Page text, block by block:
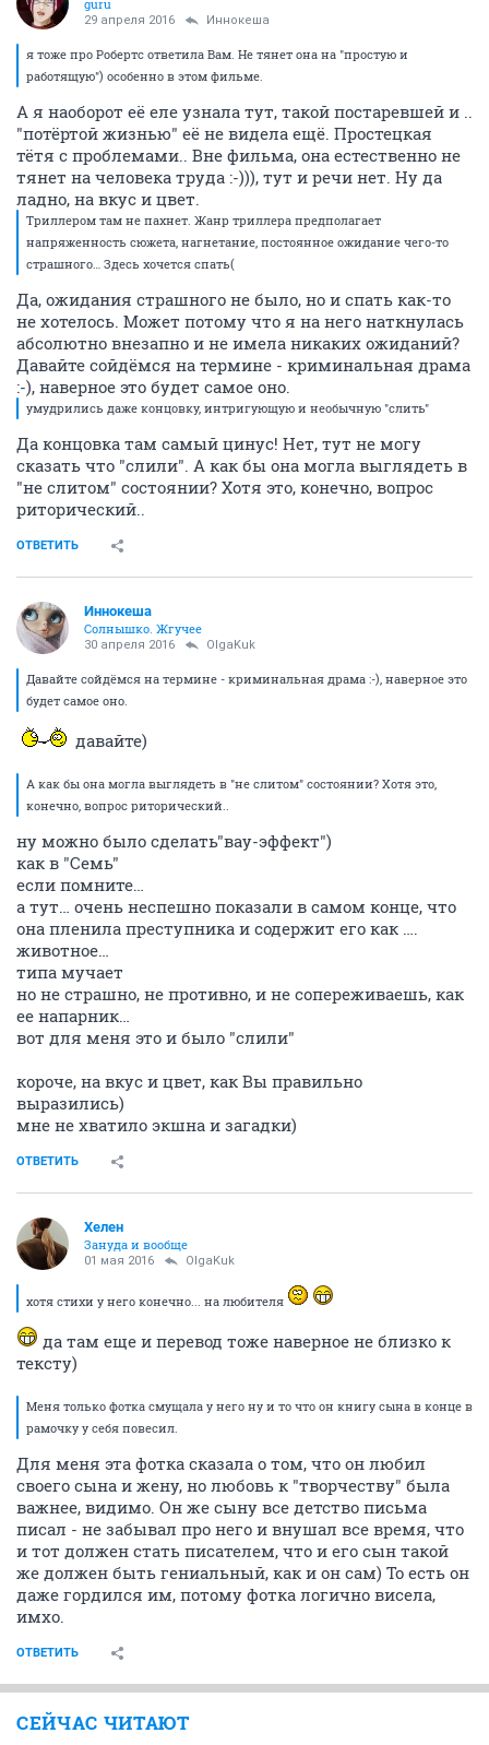
guru
29 апреля 2016 Иннокеша
я тоже про Робертс ответила Вам. Не тянет она на "простую и
работящую") особенно в этом фильме.
А я наоборот её еле узнала тут, такой постаревшей и ..
"потёртой жизнью" её не видела ещё. Простецкая
тётя с проблемами.. Вне фильма, она естественно не
тянет на человека труда :-))), тут и речи нет. Ну да
ладно, на вкус и цвет.
Триллером там не пахнет. Жанр триллера предполагает
напряженность сюжета, нагнетание, постоянное ожидание чего-то
страшного… Здесь хочется спать(
Да, ожидания страшного не было, но и спать как-то
не хотелось. Может потому что я на него наткнулась
абсолютно внезапно и не имела никаких ожиданий?
Давайте сойдёмся на термине - криминальная драма
:-), наверное это будет самое оно.
умудрились даже концовку, интригующую и необычную "слить"
Да концовка там самый цинус! Нет, тут не могу
сказать что "слили". А как бы она могла выглядеть в
"не слитом" состоянии? Хотя это, конечно, вопрос
риторический..
ОТВЕТИТЬ
Иннокеша
Солнышко. Жгучее
30 апреля 2016 OlgaKuk
Давайте сойдёмся на термине - криминальная драма :-), наверное это
будет самое оно.
давайте)
А как бы она могла выглядеть в "не слитом" состоянии? Хотя это,
конечно, вопрос риторический..
ну можно было сделать"вау-эффект")
как в "Семь"
если помните…
а тут… очень неспешно показали в самом конце, что
она пленила преступника и содержит его как ….
животное…
типа мучает
но не страшно, не противно, и не сопереживаешь, как
ее напарник…
вот для меня это и было "слили"
короче, на вкус и цвет, как Вы правильно
выразились)
мне не хватило экшна и загадки)
ОТВЕТИТЬ
Хелен
Зануда и вообще
01 мая 2016 OlgaKuk
хотя стихи у него конечно... на любителя
да там еще и перевод тоже наверное не близко к
тексту)
Меня только фотка смущала у него ну и то что он книгу сына в конце в
рамочку у себя повесил.
Для меня эта фотка сказала о том, что он любил
своего сына и жену, но любовь к "творчеству" была
важнее, видимо. Он же сыну все детство письма
писал - не забывал про него и внушал все время, что
и тот должен стать писателем, что и его сын такой
же должен быть гениальный, как и он сам) То есть он
даже гордился им, потому фотка логично висела,
имхо.
ОТВЕТИТЬ
СЕЙЧАС ЧИТАЮТ